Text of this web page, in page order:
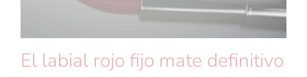
El labial rojo fijo mate definitivo